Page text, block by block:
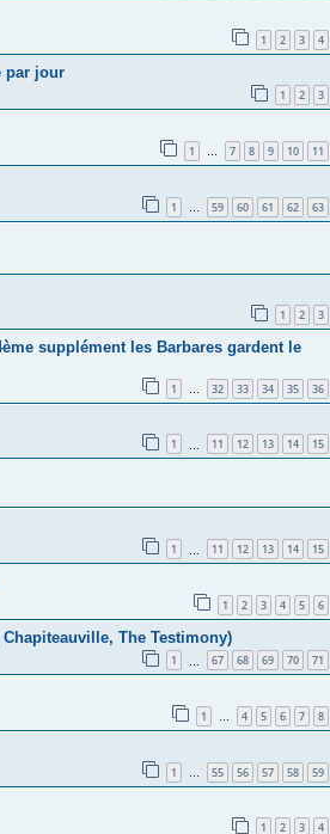
1 2 3 4
par jour
1 2 3
1 … 7 8 9 10 11
1 … 59 60 61 62 63
1 2 3
supplément les Barbares gardent le
1 … 32 33 34 35 36
1 11 12 13 14 15
1 11 12 13 14 15
1 2 3 4 5 6
The Testimony)
1 67 68 69 70 71
1 … 4 5 6 7 8
1 … 55 56 57 58 59
1 2 3 4